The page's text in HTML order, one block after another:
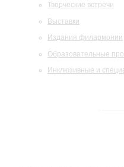
Творческие встречи
Выставки
Издания филармонии
Образовательные
Инклюзивные и